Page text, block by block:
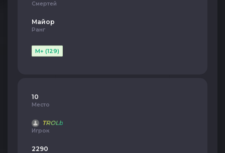
Смертей
Майор
Ранг
M+ (129)
10
Место
TROLb
Игрок
2290